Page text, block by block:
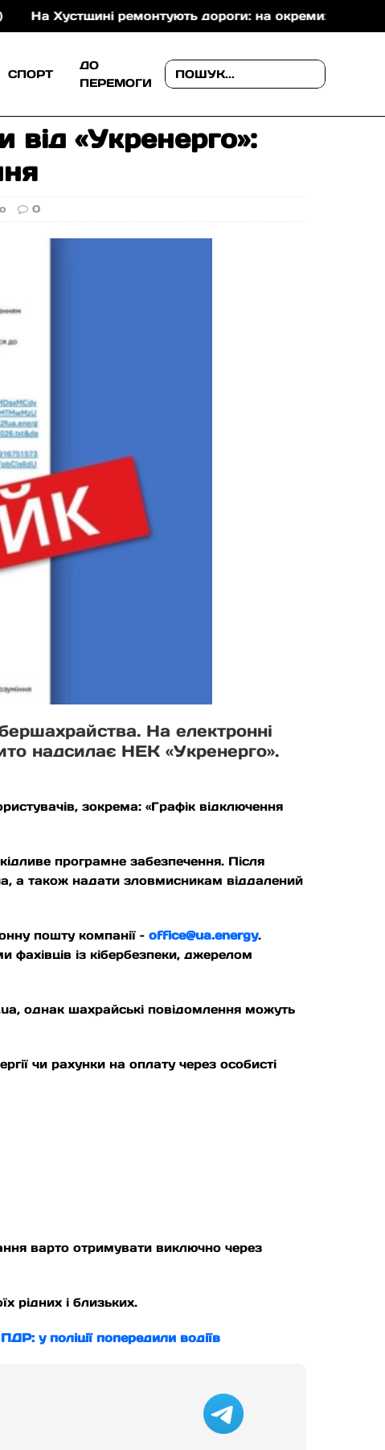
ремонтують дороги: на окремих ділянках уже
СПОРТ
ДО
ПЕРЕМОГИ
від «Укренерго»:
0
На електронні
надсилає НЕК «Укренерго».
зокрема: «Графік відключення
програмне забезпечення. Після
а також надати зловмисникам віддалений
пошту компанії –office@ua.energy.
із кібербезпеки, джерелом
однак шахрайські повідомлення можуть
чи рахунки на оплату через особисті
варто отримувати виключно через
рідних і близьких.
у поліції попередили водіїв